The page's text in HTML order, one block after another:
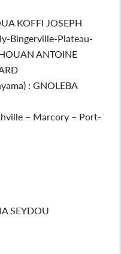
KOFFI JOSEPH
Bingerville-Plateau-
ANTOINE
: GNOLEBA
– Marcory – Port-
SEYDOU